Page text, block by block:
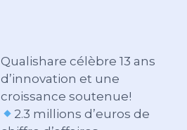
Qualishare célèbre 13 ans
d’innovation et une
croissance soutenue!
2.3 millions d’euros de